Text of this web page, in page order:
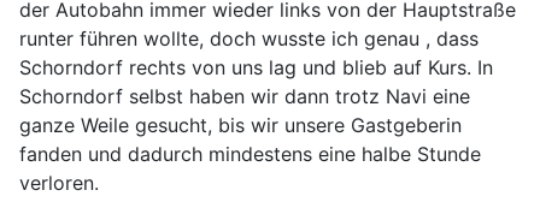
der Autobahn immer wieder links von der Hauptstraße
runter führen wollte, doch wusste ich genau , dass
Schorndorf rechts von uns lag und blieb auf Kurs. In
Schorndorf selbst haben wir dann trotz Navi eine
ganze Weile gesucht, bis wir unsere Gastgeberin
fanden und dadurch mindestens eine halbe Stunde
verloren.